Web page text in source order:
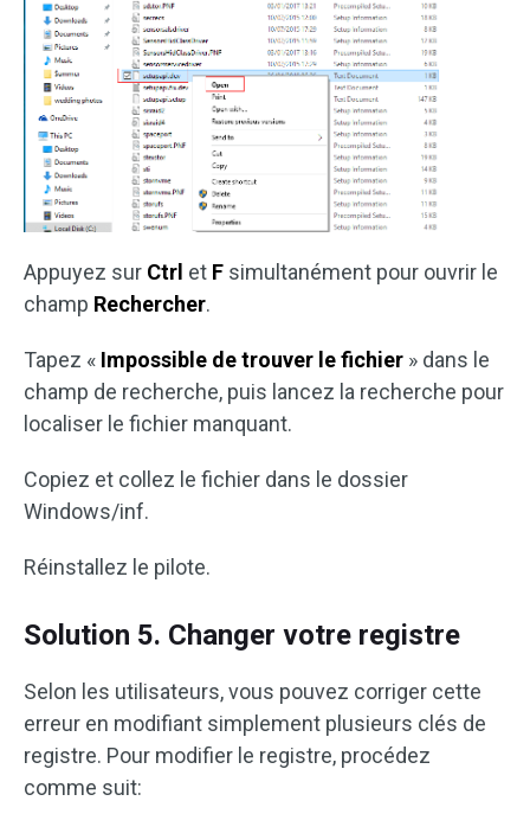
Appuyez sur Ctrl et F simultanément pour ouvrir le
champ Rechercher.
Tapez « Impossible de trouver le fichier » dans le
champ de recherche, puis lancez la recherche pour
localiser le fichier manquant.
Copiez et collez le fichier dans le dossier
Windows/inf.
Réinstallez le pilote.
Solution 5. Changer votre registre
Selon les utilisateurs, vous pouvez corriger cette
erreur en modifiant simplement plusieurs clés de
registre. Pour modifier le registre, procédez
comme suit: